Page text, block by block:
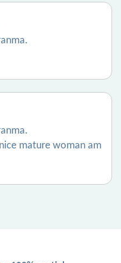
mature woman am